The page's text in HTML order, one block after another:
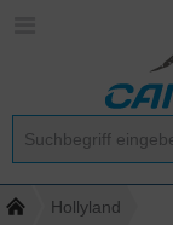
Hollyland